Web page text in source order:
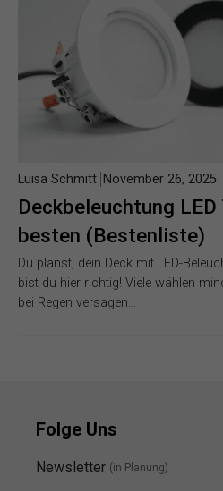
Deckbeleuchtung LED
besten (Bestenliste)
Luisa Schmitt November 26, 2025
Du planst, dein Deck mit LED-
bist du hier richtig! Viele wählen
bei Regen versagen…
Folge Uns
Newsletter (in Planung)